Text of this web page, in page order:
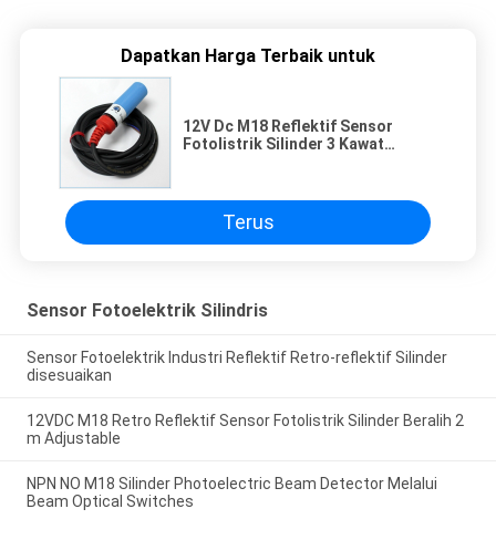
Dapatkan Harga Terbaik untuk
12V Dc M18 Reflektif Sensor
Fotolistrik Silinder 3 Kawat
Terus
Sensor Fotoelektrik Silindris
Sensor Fotoelektrik Industri Reflektif Retro-reflektif Silinder
disesuaikan
12VDC M18 Retro Reflektif Sensor Fotolistrik Silinder Beralih 2
m Adjustable
NPN NO M18 Silinder Photoelectric Beam Detector Melalui
Beam Optical Switches